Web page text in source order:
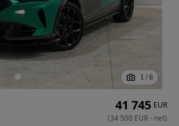
1 / 6
41 745 EUR
(34 500 EUR- net)